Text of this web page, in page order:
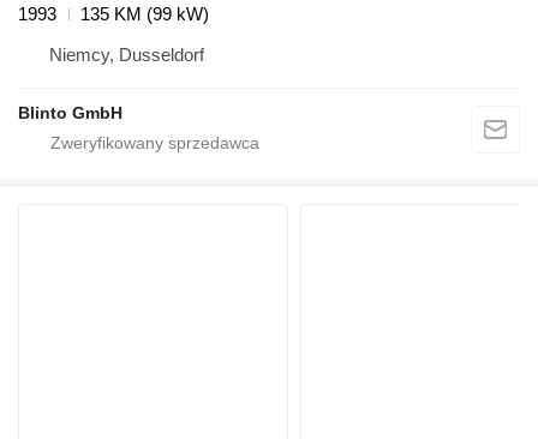
1993
135 KM (99 kW)
Niemcy, Dusseldorf
Blinto GmbH